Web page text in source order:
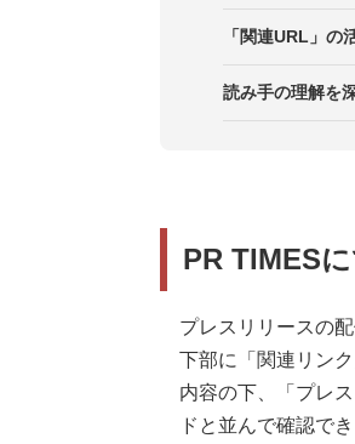
「関連URL」の
1．商品・
4．参考資
読み手の理解を
PR TIMES
プレスリリースの
下部に「関連リン
内容の下、「プレ
ドと並んで確認でき